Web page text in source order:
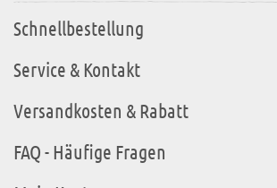
Schnellbestellung
Service & Kontakt
Versandkosten & Rabatt
FAQ - Häufige Fragen